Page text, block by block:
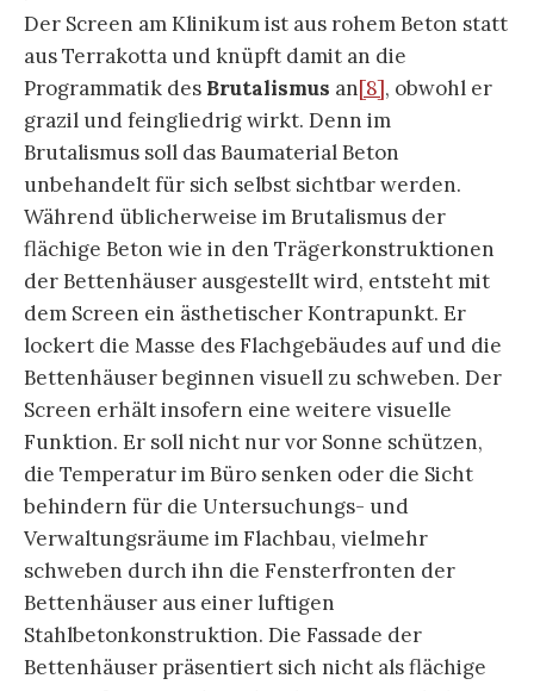
Der Screen am Klinikum ist aus rohem Beton statt
aus Terrakotta und knüpft damit an die
Programmatik des Brutalismus an[8], obwohl er
grazil und feingliedrig wirkt. Denn im
Brutalismus soll das Baumaterial Beton
unbehandelt für sich selbst sichtbar werden.
Während üblicherweise im Brutalismus der
flächige Beton wie in den Trägerkonstruktionen
der Bettenhäuser ausgestellt wird, entsteht mit
dem Screen ein ästhetischer Kontrapunkt. Er
lockert die Masse des Flachgebäudes auf und die
Bettenhäuser beginnen visuell zu schweben. Der
Screen erhält insofern eine weitere visuelle
Funktion. Er soll nicht nur vor Sonne schützen,
die Temperatur im Büro senken oder die Sicht
behindern für die Untersuchungs- und
Verwaltungsräume im Flachbau, vielmehr
schweben durch ihn die Fensterfronten der
Bettenhäuser aus einer luftigen
Stahlbetonkonstruktion. Die Fassade der
Bettenhäuser präsentiert sich nicht als flächige